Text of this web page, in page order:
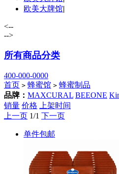
欧美大牌馆|
<--
-->
所有商品分类
400-000-0000
首页 > 蜂蜜馆 > 蜂蜜制品
品牌： MAXCURAL BEEONE
销量 价格
上架时间
上一页 1/1 下一页
单件包邮